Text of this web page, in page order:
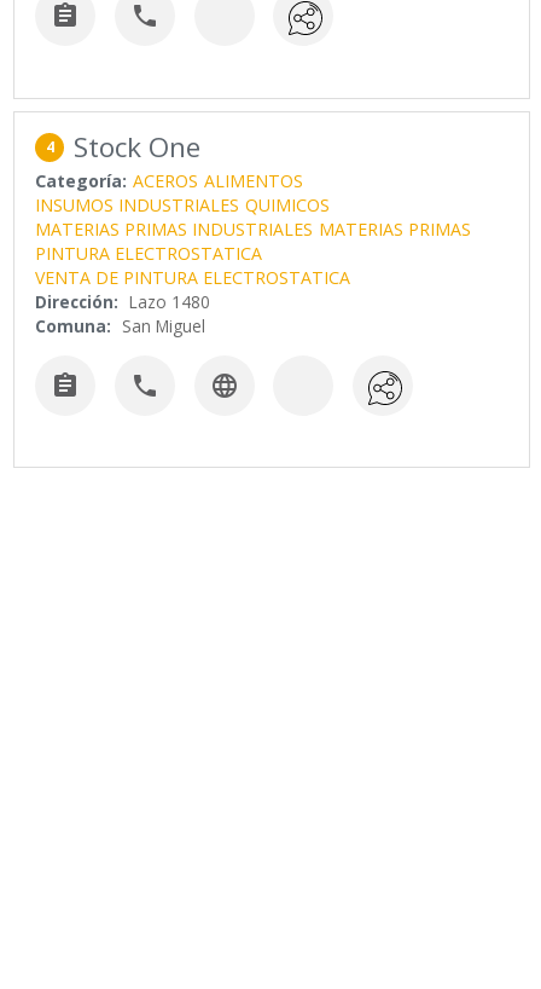
 
4 Stock One
Categoría: ACEROS ALIMENTOS
INSUMOS INDUSTRIALES QUIMICOS
MATERIAS PRIMAS INDUSTRIALES MATERIAS PRIMAS
PINTURA ELECTROSTATICA
VENTA DE PINTURA ELECTROSTATICA
Dirección: Lazo 1480
Comuna: San Miguel
  